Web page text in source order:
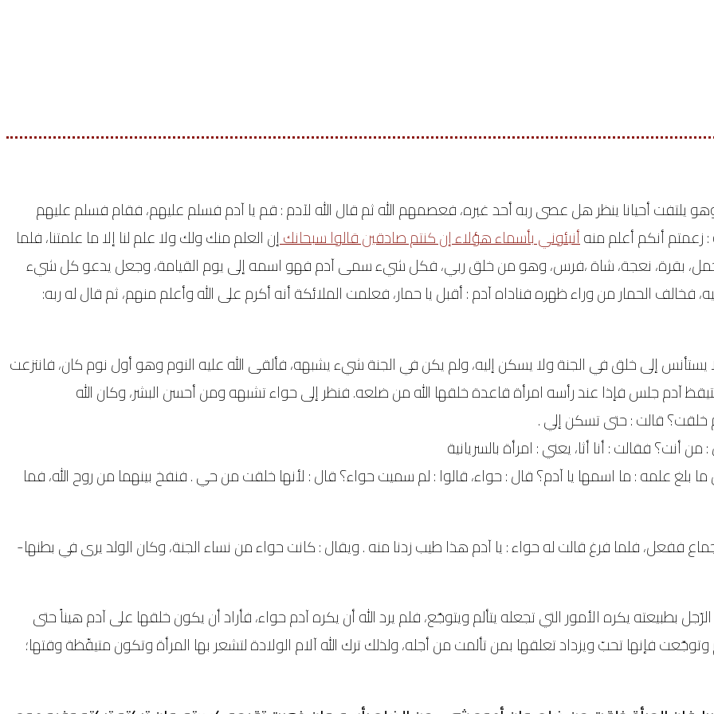
يلتفت أحيانا ينظر هل عصى ربه أحد غيره، فعصمهم الله ثم قال الله لآدم : قم يا آدم فسلم عليهم، فقام فسلم عليهم
: زعمتم أنكم أعلم منهأنبئوني بأسماء هؤلاء إن كنتم صادقينقالوا سبحانكإن العلم منك ولك ولا علم لنا إلا ما علمتنا، فلما
،جمل، بقرة، نعجة، شاة ،فرس، وهو من خلق ربي، فكل شيء سمى آدم فهو اسمه إلى يوم القيامة، وجعل يدعو كل شيء
فخالف الحمار من وراء ظهره فناداه آدم : أقبل يا حمار، فعلمت الملائكة أنه أكرم على الله وأعلم منهم، ثم قال له ربه:
إلى خلق في الجنة ولا يسكن إليه، ولم يكن في الجنة شيء يشبهه، فألقى الله عليه النوم وهو أول نوم كان، فانتزعت
آدم جلس فإذا عند رأسه امرأة قاعدة خلقها الله من ضلعه. فنظر إلى حواء تشبهه ومن أحسن البشر، وكان الله
خلقت؟ قالت : حتى تسكن إلي .
فقالت : أنا أثا، يعني : امرأة بالسريانية
ما بلغ علمه : ما اسمها يا آدم؟ قال : حواء، قالوا : لم سميت حواء؟ قال : لأنها خلقت من حي . فنفخ بينهما من روح الله، فما
ففعل، فلما فرغ قالت له حواء : يا آدم هذا طيب زدنا منه . ويقال : كانت حواء من نساء الجنة، وكان الولد يرى في بطنها-
بطبيعته يكره الأمور التي تجعله يتألم ويتوجّع، فلم يرد الله أن يكره آدم حواء، فأراد أن يكون خلقها على آدم هيناً حتى
فإنها تحبّ ويزداد تعلقها بمن تألمت من أجله، ولذلك ترك الله آلام الولادة لتشعر بها المرأة وتكون متيقّظة وقتها؛